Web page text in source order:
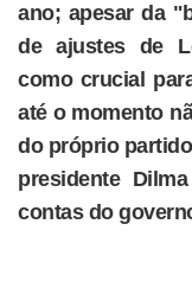
ano; apesar da
de ajustes de
como crucial
até o momento
do próprio
presidente
contas do